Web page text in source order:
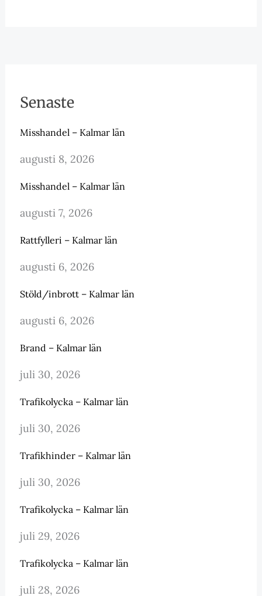
Senaste
Misshandel – Kalmar län
augusti 8, 2026
Misshandel – Kalmar län
augusti 7, 2026
Rattfylleri – Kalmar län
augusti 6, 2026
Stöld/inbrott – Kalmar län
augusti 6, 2026
Brand – Kalmar län
juli 30, 2026
Trafikolycka – Kalmar län
juli 30, 2026
Trafikhinder – Kalmar län
juli 30, 2026
Trafikolycka – Kalmar län
juli 29, 2026
Trafikolycka – Kalmar län
juli 28, 2026